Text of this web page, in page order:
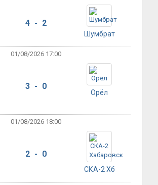
4 - 2
Шумбрат
01/08/2026 17:00
3 - 0
Орёл
01/08/2026 18:00
2 - 0
СКА-2 Хб